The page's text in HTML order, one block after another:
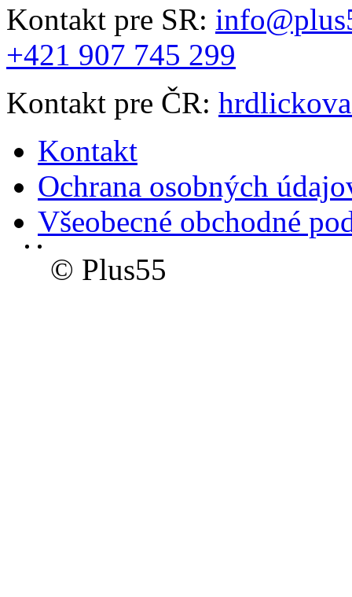
Kontakt pre SR:
+421 907 745 299
Kontakt pre ČR:
Kontakt
Ochrana osobných
Všeobecné obchodné
© Plus55